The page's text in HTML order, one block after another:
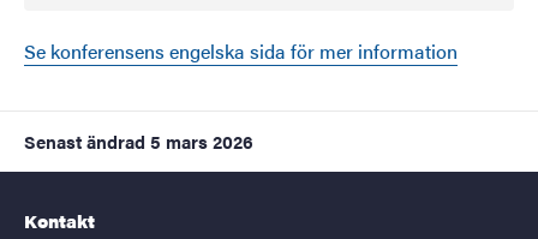
Se konferensens engelska sida för mer information
Senast ändrad 5 mars 2026
Kontakt